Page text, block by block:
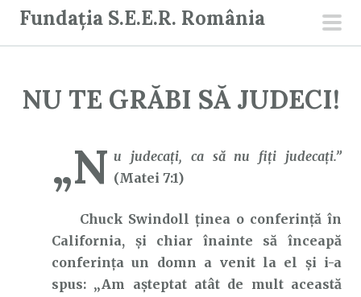
Fundația S.E.E.R. România
NU TE GRĂBI SĂ JUDECI!
„N u judecaţi, ca să nu fiţi judecaţi.”
(Matei 7:1)
Chuck Swindoll ținea o conferință în
California, și chiar înainte să înceapă
conferința un domn a venit la el și i-a
spus: „Am așteptat atât de mult această